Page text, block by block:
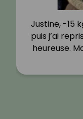
Justine, -15
puis j’ai
heureuse.